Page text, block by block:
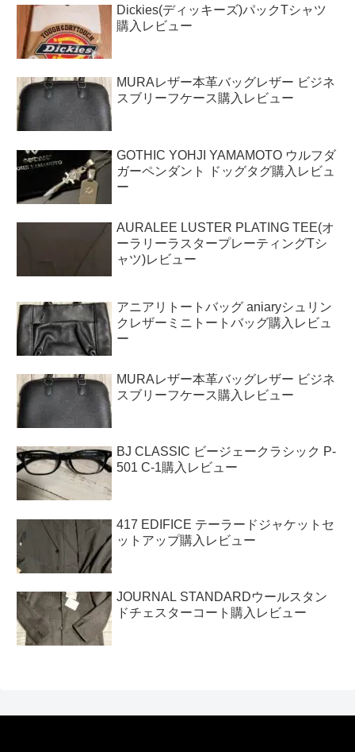
Dickies(ディッキーズ)パックTシャツ
購入レビュー
MURAレザー本革バッグレザー ビジネ
スブリーフケース購入レビュー
GOTHIC YOHJI YAMAMOTO ウルフダ
ガーペンダント ドッグタグ購入レビュ
ー
AURALEE LUSTER PLATING TEE(オ
ーラリーラスタープレーティングTシ
ャツ)レビュー
アニアリトートバッグ aniaryシュリン
クレザーミニトートバッグ購入レビュ
ー
MURAレザー本革バッグレザー ビジネ
スブリーフケース購入レビュー
BJ CLASSIC ビージェークラシック P-
501 C-1購入レビュー
417 EDIFICE テーラードジャケットセ
ットアップ購入レビュー
JOURNAL STANDARDウールスタン
ドチェスターコート購入レビュー